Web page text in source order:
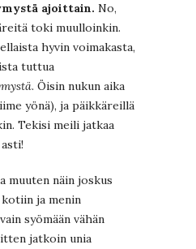
ajoittain. No,
toki muulloinkin.
hyvin voimakasta,
tuttua
. Öisin nukun aika
yönä), ja päikkäreillä
Tekisi meili jatkaa
muuten näin joskus
ja menin
syömään vähän
jatkoin unia